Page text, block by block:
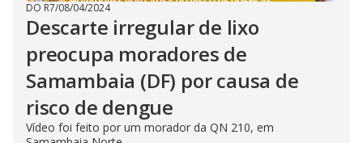
DO R7/08/04/2024
Descarte irregular de lixo
preocupa moradores de
Samambaia (DF) por causa de
risco de dengue
Vídeo foi feito por um morador da QN 210, em